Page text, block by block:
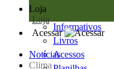
Loja
Loja
Informativos
Livros
Acessos
Acessar
Notícias
Clima